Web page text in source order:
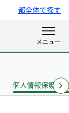
都全体で探す
個人情報保護制